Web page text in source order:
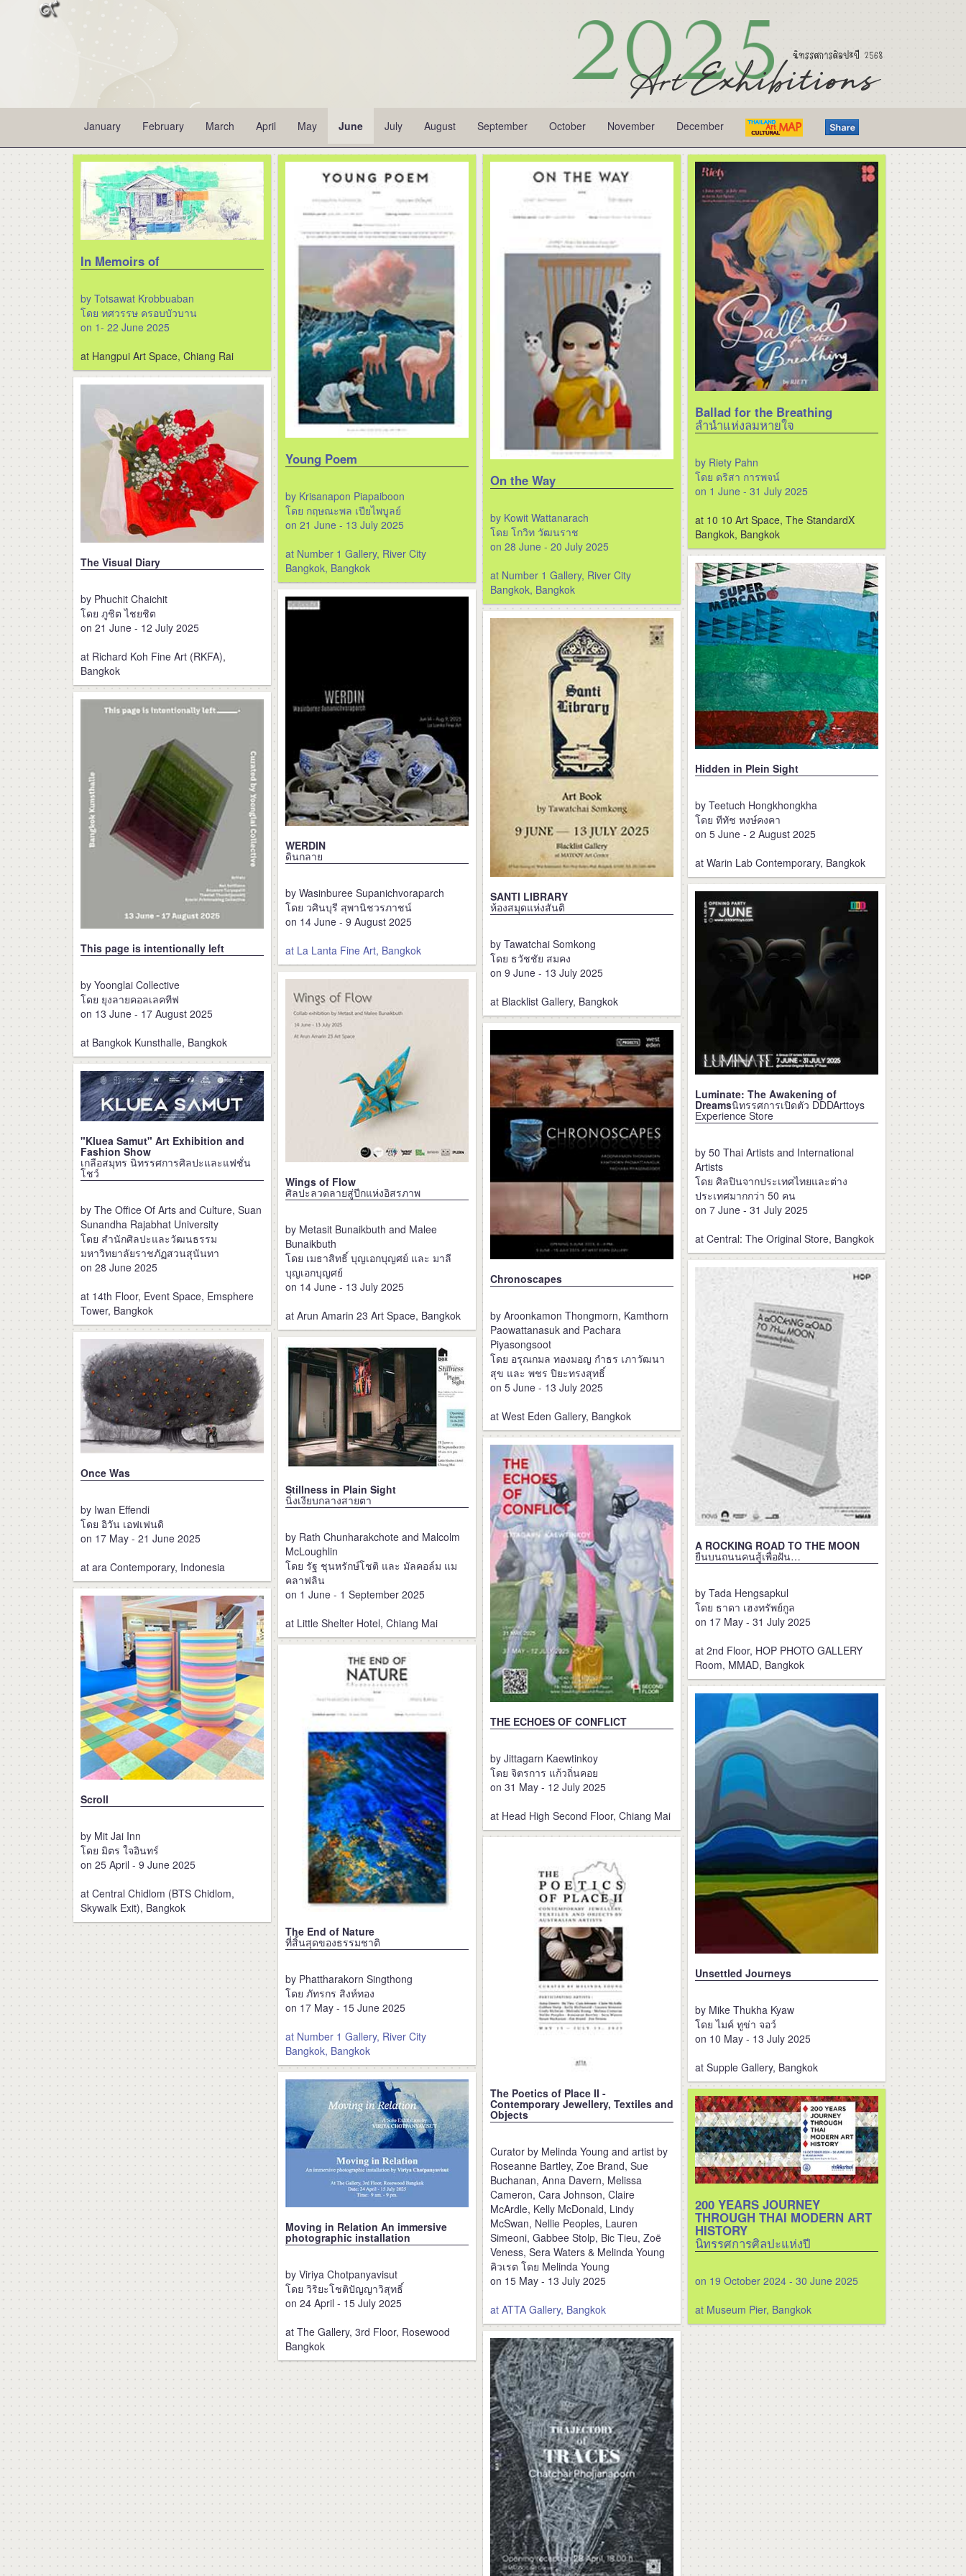
January February March April May June July August September October November December
In Memoirs of
by Totsawat Krobbuaban
โดย ทศวรรษ ครอบบัวบาน
on 1- 22 June 2025
at Hangpui Art Space, Chiang Rai
Young Poem
by Krisanapon Piapaiboon
โดย กฤษณะพล เปียไพบูลย์
on 21 June - 13 July 2025
at Number 1 Gallery, River City
Bangkok, Bangkok
On the Way
by Kowit Wattanarach
โดย โกวิท วัฒนราช
on 28 June - 20 July 2025
at Number 1 Gallery, River City
Bangkok, Bangkok
Ballad for the Breathing
ลำนำแห่งลมหายใจ
by Riety Pahn
โดย ดริสา การพจน์
on 1 June - 31 July 2025
at 10 10 Art Space, The StandardX
Bangkok, Bangkok
The Visual Diary
by Phuchit Chaichit
โดย ภูชิต ไชยชิต
on 21 June - 12 July 2025
at Richard Koh Fine Art (RKFA),
Bangkok
WERDIN
ดินกลาย
by Wasinburee Supanichvoraparch
โดย วศินบุรี สุพานิชวรภาชน์
on 14 June - 9 August 2025
at La Lanta Fine Art, Bangkok
SANTI LIBRARY
ห้องสมุดแห่งสันติ
by Tawatchai Somkong
โดย ธวัชชัย สมคง
on 9 June - 13 July 2025
at Blacklist Gallery, Bangkok
Hidden in Plein Sight
by Teetuch Hongkhongkha
โดย ทีทัช หงษ์คงคา
on 5 June - 2 August 2025
at Warin Lab Contemporary, Bangkok
This page is intentionally left
by Yoonglai Collective
โดย ยุงลายคอลเลคทีฟ
on 13 June - 17 August 2025
at Bangkok Kunsthalle, Bangkok
Wings of Flow
ศิลปะลวดลายสู่ปีกแห่งอิสรภาพ
by Metasit Bunaikbuth and Malee
Bunaikbuth
โดย เมธาสิทธิ์ บุญเอกบุญศย์ และ มาลี
บุญเอกบุญศย์
on 14 June - 13 July 2025
at Arun Amarin 23 Art Space, Bangkok
Chronoscapes
by Aroonkamon Thongmorn, Kamthorn
Paowattanasuk and Pachara
Piyasongsoot
โดย อรุณกมล ทองมอญ กำธร เภาวัฒนา
สุข และ พชร ปิยะทรงสุทธิ์
on 5 June - 13 July 2025
at West Eden Gallery, Bangkok
Luminate: The Awakening of
Dreamsนิทรรศการเปิดตัว DDDArttoys
Experience Store
by 50 Thai Artists and International
Artists
โดย ศิลปินจากประเทศไทยและต่าง
ประเทศมากกว่า 50 คน
on 7 June - 31 July 2025
at Central: The Original Store, Bangkok
"Kluea Samut" Art Exhibition and
Fashion Show
เกลือสมุทร นิทรรศการศิลปะและแฟชั่น
โชว์
by The Office Of Arts and Culture, Suan
Sunandha Rajabhat University
โดย สำนักศิลปะและวัฒนธรรม
มหาวิทยาลัยราชภัฏสวนสุนันทา
on 28 June 2025
at 14th Floor, Event Space, Emsphere
Tower, Bangkok
Stillness in Plain Sight
นิ่งเงียบกลางสายตา
by Rath Chunharakchote and Malcolm
McLoughlin
โดย รัฐ ชุนหรักษ์โชติ และ มัลคอล์ม แม
คลาฟลิน
on 1 June - 1 September 2025
at Little Shelter Hotel, Chiang Mai
THE ECHOES OF CONFLICT
by Jittagarn Kaewtinkoy
โดย จิตรการ แก้วถิ่นคอย
on 31 May - 12 July 2025
at Head High Second Floor, Chiang Mai
A ROCKING ROAD TO THE MOON
ยืนบนถนนคนสู้เพื่อฝัน…
by Tada Hengsapkul
โดย ธาดา เฮงทรัพย์กูล
on 17 May - 31 July 2025
at 2nd Floor, HOP PHOTO GALLERY
Room, MMAD, Bangkok
Once Was
by Iwan Effendi
โดย อิวัน เอฟเฟนดิ
on 17 May - 21 June 2025
at ara Contemporary, Indonesia
The End of Nature
ที่สิ้นสุดของธรรมชาติ
by Phattharakorn Singthong
โดย ภัทรกร สิงห์ทอง
on 17 May - 15 June 2025
at Number 1 Gallery, River City
Bangkok, Bangkok
The Poetics of Place II -
Contemporary Jewellery, Textiles and
Objects
Curator by Melinda Young and artist by
Roseanne Bartley, Zoe Brand, Sue
Buchanan, Anna Davern, Melissa
Cameron, Cara Johnson, Claire
McArdle, Kelly McDonald, Lindy
McSwan, Nellie Peoples, Lauren
Simeoni, Gabbee Stolp, Bic Tieu, Zoë
Veness, Sera Waters & Melinda Young
คิวเรต โดย Melinda Young
on 15 May - 13 July 2025
at ATTA Gallery, Bangkok
Unsettled Journeys
by Mike Thukha Kyaw
โดย ไมค์ ทูข่า จอว์
on 10 May - 13 July 2025
at Supple Gallery, Bangkok
Scroll
by Mit Jai Inn
โดย มิตร ใจอินทร์
on 25 April - 9 June 2025
at Central Chidlom (BTS Chidlom,
Skywalk Exit), Bangkok
Moving in Relation An immersive
photographic installation
by Viriya Chotpanyavisut
โดย วิริยะโชติปัญญาวิสุทธิ์
on 24 April - 15 July 2025
at The Gallery, 3rd Floor, Rosewood
Bangkok
200 YEARS JOURNEY
THROUGH THAI MODERN ART
HISTORY
นิทรรศการศิลปะแห่งปี
on 19 October 2024 - 30 June 2025
at Museum Pier, Bangkok